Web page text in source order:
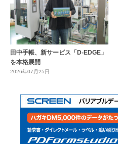
田中手帳、新サービス「D-EDGE」
を本格展開
2026年07月25日